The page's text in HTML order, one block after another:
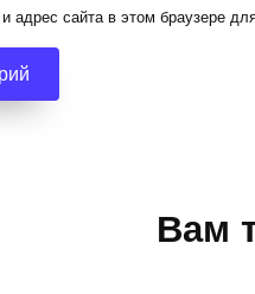
адрес сайта в этом браузере
Вам